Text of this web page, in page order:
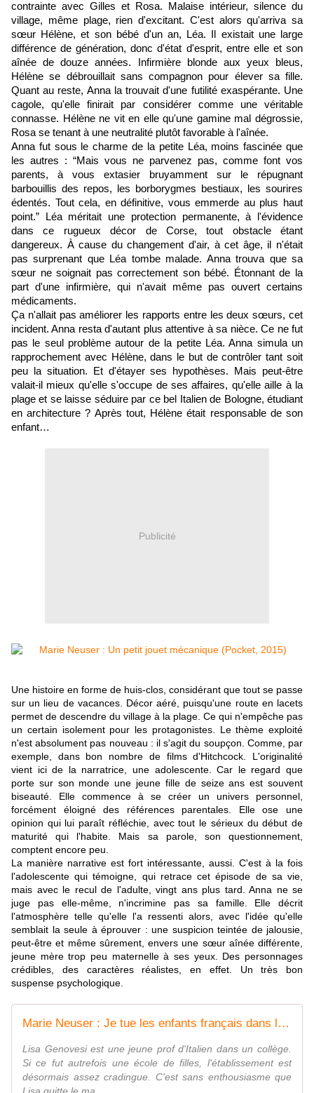
contrainte avec Gilles et Rosa. Malaise intérieur, silence du
village, même plage, rien d'excitant. C'est alors qu'arriva sa
sœur Hélène, et son bébé d'un an, Léa. Il existait une large
différence de génération, donc d'état d'esprit, entre elle et son
aînée de douze années. Infirmière blonde aux yeux bleus,
Hélène se débrouillait sans compagnon pour élever sa fille.
Quant au reste, Anna la trouvait d'une futilité exaspérante. Une
cagole, qu'elle finirait par considérer comme une véritable
connasse. Hélène ne vit en elle qu'une gamine mal dégrossie,
Rosa se tenant à une neutralité plutôt favorable à l'aînée.
Anna fut sous le charme de la petite Léa, moins fascinée que
les autres : “Mais vous ne parvenez pas, comme font vos
parents, à vous extasier bruyamment sur le répugnant
barbouillis des repos, les borborygmes bestiaux, les sourires
édentés. Tout cela, en définitive, vous emmerde au plus haut
point.” Léa méritait une protection permanente, à l'évidence
dans ce rugueux décor de Corse, tout obstacle étant
dangereux. À cause du changement d'air, à cet âge, il n'était
pas surprenant que Léa tombe malade. Anna trouva que sa
sœur ne soignait pas correctement son bébé. Étonnant de la
part d'une infirmière, qui n'avait même pas ouvert certains
médicaments.
Ça n'allait pas améliorer les rapports entre les deux sœurs, cet
incident. Anna resta d'autant plus attentive à sa nièce. Ce ne fut
pas le seul problème autour de la petite Léa. Anna simula un
rapprochement avec Hélène, dans le but de contrôler tant soit
peu la situation. Et d'étayer ses hypothèses. Mais peut-être
valait-il mieux qu'elle s'occupe de ses affaires, qu'elle aille à la
plage et se laisse séduire par ce bel Italien de Bologne, étudiant
en architecture ? Après tout, Hélène était responsable de son
enfant…
Publicité
Une histoire en forme de huis-clos, considérant que tout se passe
sur un lieu de vacances. Décor aéré, puisqu'une route en lacets
permet de descendre du village à la plage. Ce qui n'empêche pas
un certain isolement pour les protagonistes. Le thème exploité
n'est absolument pas nouveau : il s'agit du soupçon. Comme, par
exemple, dans bon nombre de films d'Hitchcock. L'originalité
vient ici de la narratrice, une adolescente. Car le regard que
porte sur son monde une jeune fille de seize ans est souvent
biseauté. Elle commence à se créer un univers personnel,
forcément éloigné des références parentales. Elle ose une
opinion qui lui paraît réfléchie, avec tout le sérieux du début de
maturité qui l'habite. Mais sa parole, son questionnement,
comptent encore peu.
La manière narrative est fort intéressante, aussi. C'est à la fois
l'adolescente qui témoigne, qui retrace cet épisode de sa vie,
mais avec le recul de l'adulte, vingt ans plus tard. Anna ne se
juge pas elle-même, n'incrimine pas sa famille. Elle décrit
l'atmosphère telle qu'elle l'a ressenti alors, avec l'idée qu'elle
semblait la seule à éprouver : une suspicion teintée de jalousie,
peut-être et même sûrement, envers une sœur aînée différente,
jeune mère trop peu maternelle à ses yeux. Des personnages
crédibles, des caractères réalistes, en effet. Un très bon
suspense psychologique.
Marie Neuser : Je tue les enfants français dans les jardins (Pocket, 2014) - Le blog de Claude LE NOCHER
Lisa Genovesi est une jeune prof d'Italien dans un collège.
Si ce fut autrefois une école de filles, l'établissement est
désormais assez cradingue. C'est sans enthousiasme que